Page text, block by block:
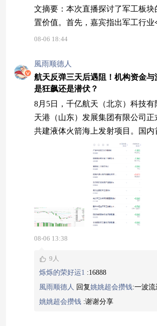
文摘要：本次直播探讨了军工板
置价值。首先，嘉宾指出军工行业
产业和市场多重利好，国防预算
市场表现及大事件，强调商业航天
兴领域的技术优势将催生万亿级市
军工技术民用化趋势，如飞机锻件
的技术转化。最后介绍了国投瑞银
08-06 18:44
風雨顺德人
航天反弹三天后遇阻！机构资金与
是狂飙还是潜伏？
8月5日，千亿航天（北京）科技
天港（山东）发展集团有限公司
共建液体火箭海上发射项目。国内
回收火箭“玄鸟-R”将在位于海阳的
地完成首飞前的总装总测，从总装
航天港一号（HOS-1）执行首飞任
中阳反弹延续一波流行情，此外机
入，当时我认为可以先以一波流短
出现回调时再以机构风格处理。以6
08-06 13:38
9人
烁烁的荣好运1 :16888
風雨顺德人 回复姚姚超会攒钱:一波流
姚姚超会攒钱 :谢谢分享